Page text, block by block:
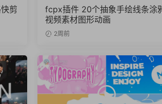
剪
fcpx图形动画
fcpx插件 20个抽象手绘线条涂
视频素材图形动画
2周前